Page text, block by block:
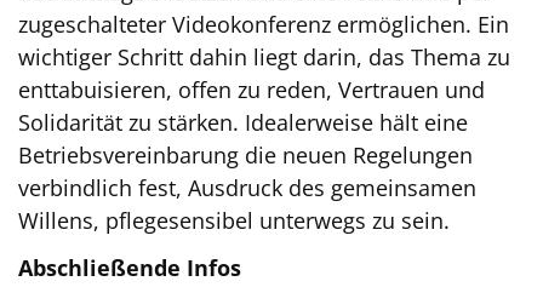
zugeschalteter Videokonferenz ermöglichen. Ein
wichtiger Schritt dahin liegt darin, das Thema zu
enttabuisieren, offen zu reden, Vertrauen und
Solidarität zu stärken. Idealerweise hält eine
Betriebsvereinbarung die neuen Regelungen
verbindlich fest, Ausdruck des gemeinsamen
Willens, pflegesensibel unterwegs zu sein.
Abschließende Infos